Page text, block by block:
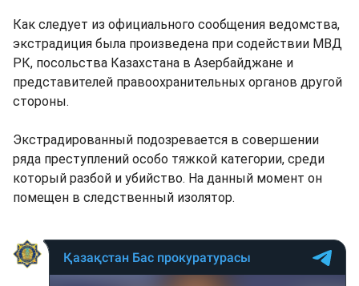
Как следует из официального сообщения ведомства,
экстрадиция была произведена при содействии МВД
РК, посольства Казахстана в Азербайджане и
представителей правоохранительных органов другой
стороны.
Экстрадированный подозревается в совершении
ряда преступлений особо тяжкой категории, среди
который разбой и убийство. На данный момент он
помещен в следственный изолятор.